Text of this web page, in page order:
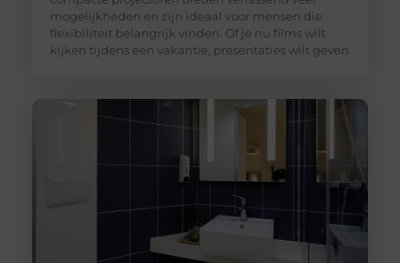
mogelijkheden en zijn ideaal voor mensen die
flexibiliteit belangrijk vinden. Of je nu films wilt
kijken tijdens een vakantie, presentaties wilt geven